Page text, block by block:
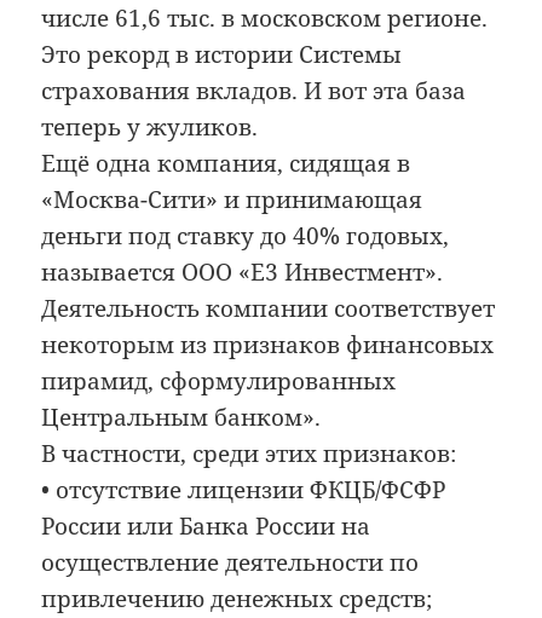
числе 61,6 тыс. в московском регионе.
Это рекорд в истории Системы
страхования вкладов. И вот эта база
теперь у жуликов.
Ещё одна компания, сидящая в
«Москва-Сити» и принимающая
деньги под ставку до 40% годовых,
называется ООО «Е3 Инвестмент».
Деятельность компании соответствует
некоторым из признаков финансовых
пирамид, сформулированных
Центральным банком».
В частности, среди этих признаков:
• отсутствие лицензии ФКЦБ/ФСФР
России или Банка России на
осуществление деятельности по
привлечению денежных средств;